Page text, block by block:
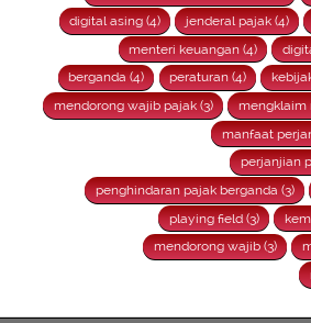
digital asing (4)
jenderal pajak (4)
menteri keuangan (4)
berganda (4)
peraturan (4)
mendorong wajib pajak (3)
mengklaim
manfaat
perjanjian
penghindaran pajak berganda (3)
playing field (3)
mendorong wajib (3)